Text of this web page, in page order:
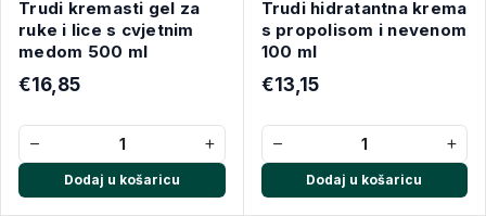
Trudi kremasti gel za
ruke i lice s cvjetnim
medom 500 ml
€16,85
− +
Dodaj u košaricu
Trudi hidratantna krema
s propolisom i nevenom
100 ml
€13,15
− +
Dodaj u košaricu